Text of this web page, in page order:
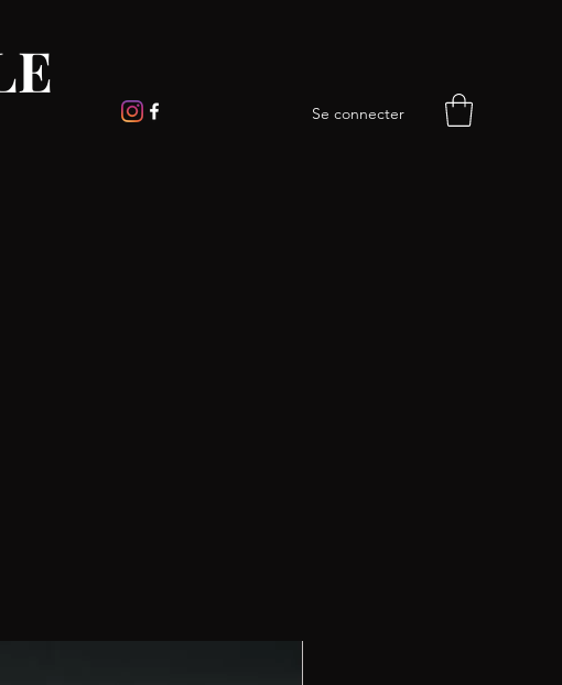
Se connecter